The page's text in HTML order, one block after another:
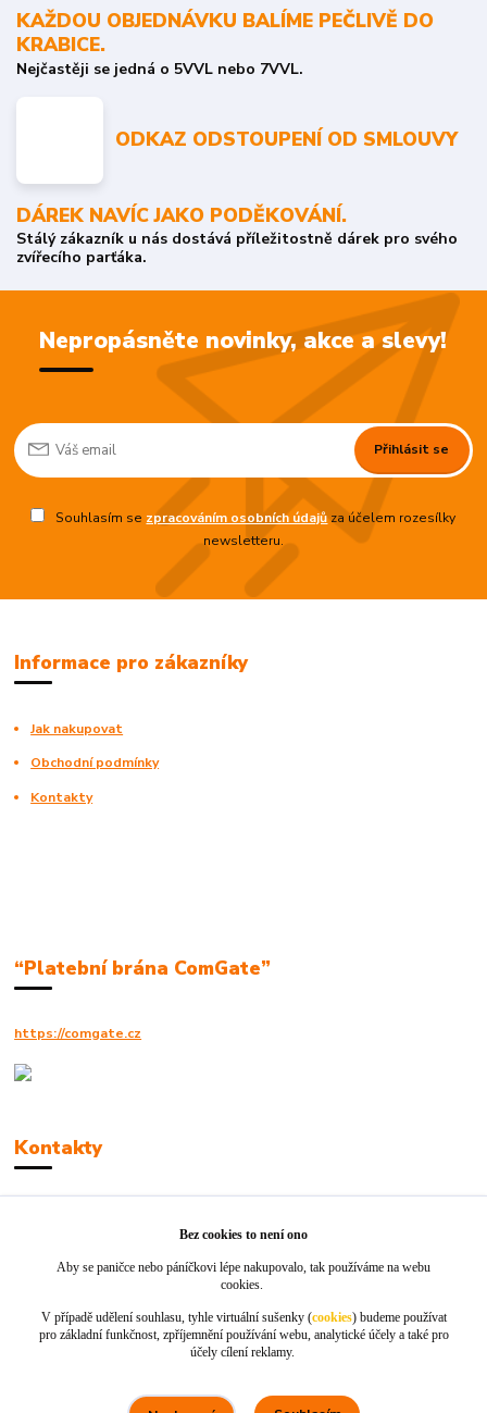
KAŽDOU OBJEDNÁVKU BALÍME PEČLIVĚ DO
KRABICE.
Nejčastěji se jedná o 5VVL nebo 7VVL.
ODKAZ ODSTOUPENÍ OD SMLOUVY
DÁREK NAVÍC JAKO PODĚKOVÁNÍ.
Stálý zákazník u nás dostává příležitostně dárek pro svého
zvířecího parťáka.
Nepropásněte novinky, akce a slevy!
Přihlásit se
Souhlasím se zpracováním osobních údajůza účelem rozesílky
newsletteru.
Informace pro zákazníky
Jak nakupovat
Obchodní podmínky
Kontakty
“Platební brána ComGate”
https://comgate.cz
Kontakty
info@jackie-shop.cz
Bez cookies to není ono
Aby se paničce nebo páníčkovi lépe nakupovalo, tak používáme na webu
cookies.
V případě udělení souhlasu, tyhle virtuální sušenky (cookies) budeme používat
pro základní funkčnost, zpříjemnění používání webu, analytické účely a také pro
účely cílení reklamy.